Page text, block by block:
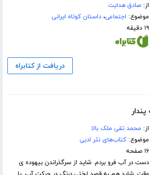
از:صادق هدایت
موضوع: اجتماعی،داستان کوتاه ایرانی
۱۹ دقیقه
دریافت از کتابراه
از: محمد تقی ملک بالا
موضوع:کتاب‌های نثر ادبی
۱۶ صفحه
دست در آب فرو بردم. شاید از سرگذراندن بیهوده ی